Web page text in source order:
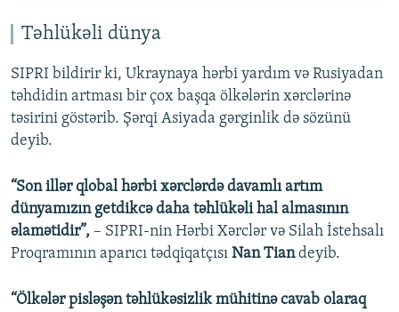
Təhlükəli dünya
SIPRI bildirir ki, Ukraynaya hərbi yardım və Rusiyadan
təhdidin artması bir çox başqa ölkələrin xərclərinə
təsirini göstərib. Şərqi Asiyada gərginlik də sözünü
deyib.
“Son illər qlobal hərbi xərclərdə davamlı artım
dünyamızın getdikcə daha təhlükəli hal almasının
əlamətidir”, – SIPRI-nin Hərbi Xərclər və Silah İstehsalı
Proqramının aparıcı tədqiqatçısı Nan Tiandeyib.
“Ölkələr pisləşən təhlükəsizlik mühitinə cavab olaraq